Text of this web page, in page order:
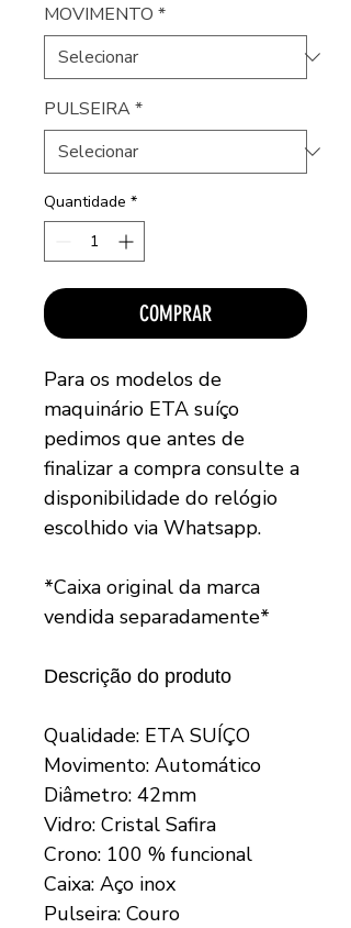
MOVIMENTO *
PULSEIRA*
Quantidade *
COMPRAR
Para os modelos de
maquinário ETA suíço
pedimos que antes de
finalizar a compra consulte a
disponibilidade do relógio
escolhido via Whatsapp.
*Caixa original da marca
vendida separadamente*
Descrição do produto
Qualidade: ETA SUÍÇO
Movimento: Automático
Diâmetro: 42mm
Vidro: Cristal Safira
Crono: 100 % funcional
Caixa: Aço inox
Pulseira: Couro